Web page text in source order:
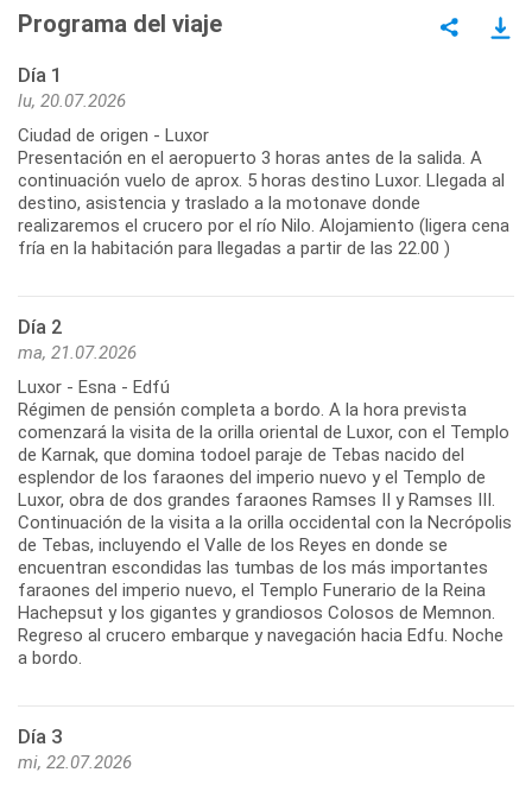
Programa del viaje
Día 1
lu, 20.07.2026
Ciudad de origen - Luxor
Presentación en el aeropuerto 3 horas antes de la salida. A
continuación vuelo de aprox. 5 horas destino Luxor. Llegada al
destino, asistencia y traslado a la motonave donde
realizaremos el crucero por el río Nilo. Alojamiento (ligera cena
fría en la habitación para llegadas a partir de las 22.00 )
Día 2
ma, 21.07.2026
Luxor - Esna - Edfú
Régimen de pensión completa a bordo. A la hora prevista
comenzará la visita de la orilla oriental de Luxor, con el Templo
de Karnak, que domina todoel paraje de Tebas nacido del
esplendor de los faraones del imperio nuevo y el Templo de
Luxor, obra de dos grandes faraones Ramses II y Ramses III.
Continuación de la visita a la orilla occidental con la Necrópolis
de Tebas, incluyendo el Valle de los Reyes en donde se
encuentran escondidas las tumbas de los más importantes
faraones del imperio nuevo, el Templo Funerario de la Reina
Hachepsut y los gigantes y grandiosos Colosos de Memnon.
Regreso al crucero embarque y navegación hacia Edfu. Noche
a bordo.
Día 3
mi, 22.07.2026